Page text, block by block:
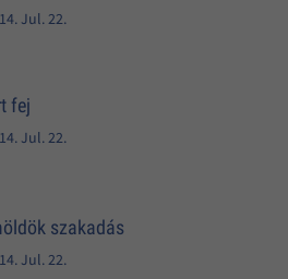
Jul. 22.
fej
Jul. 22.
szakadás
Jul. 22.